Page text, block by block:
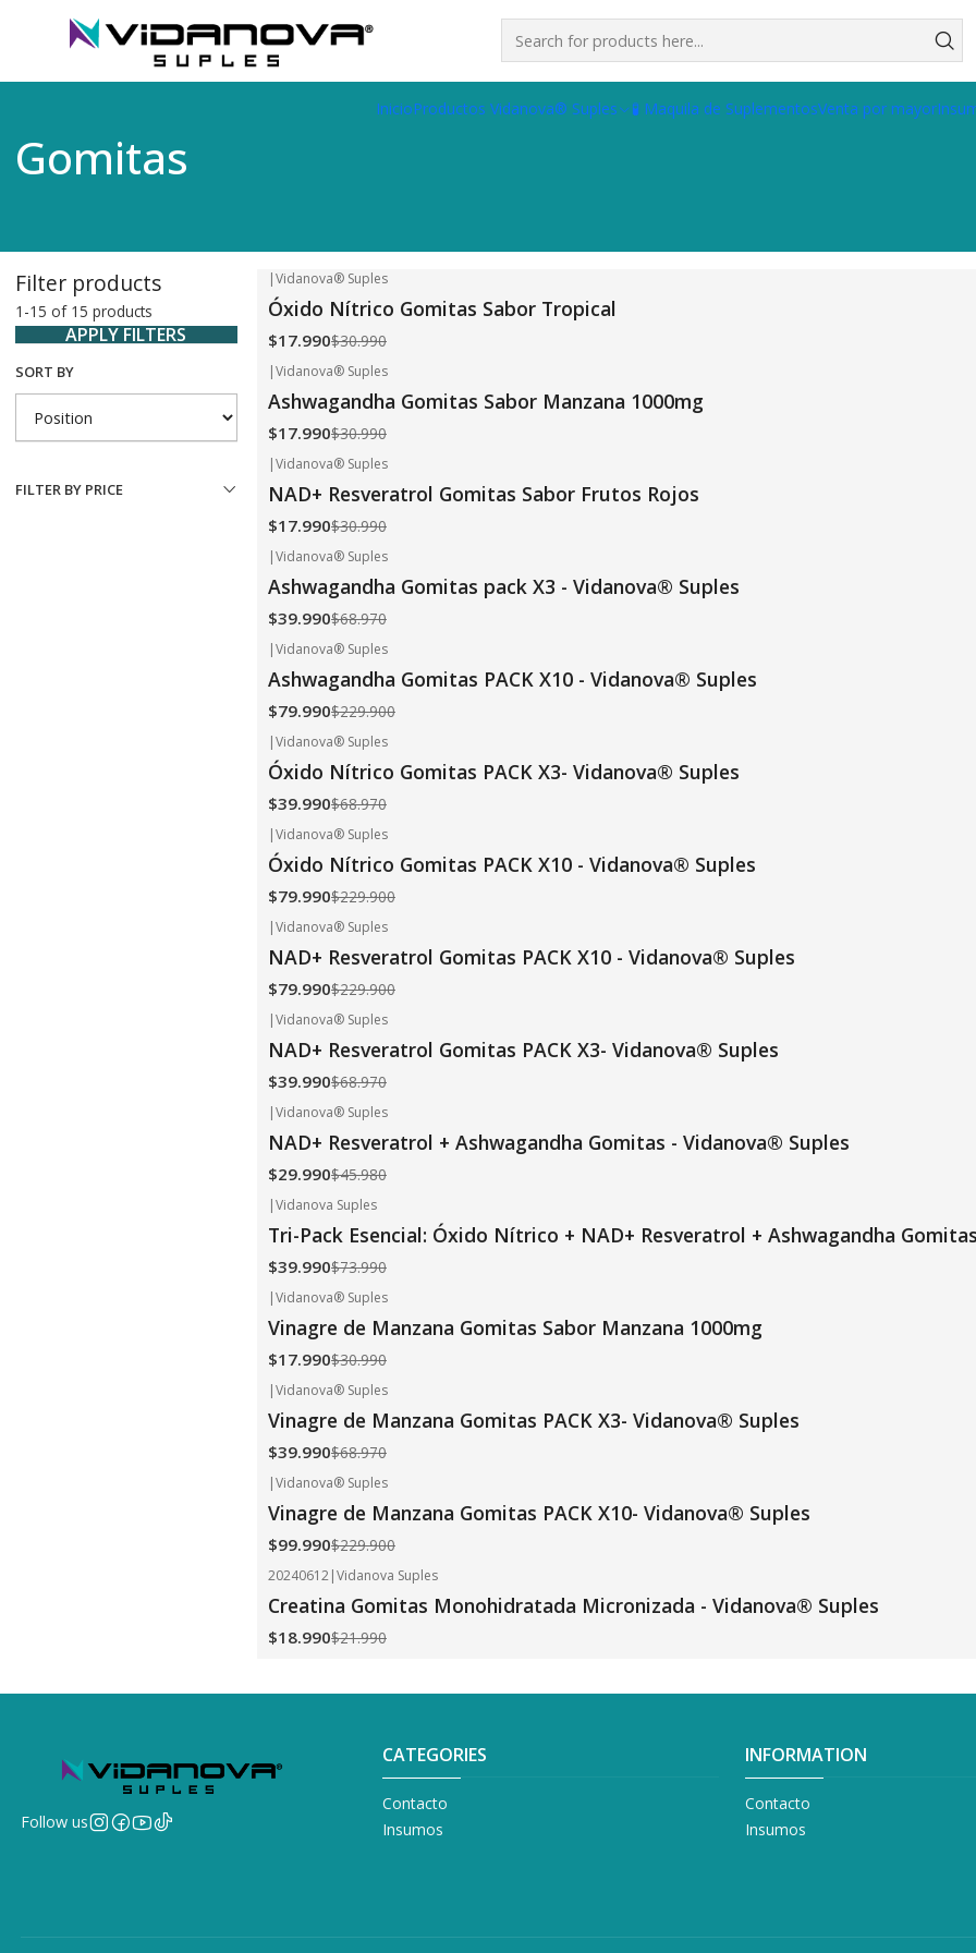
InicioProductos Vidanova® Suples 🧪 Maquila de SuplementosVenta por mayor
Productos Vidanova® Suples Gomitas
Gomitas
Filter products
1-15 of 15 products
APPLY FILTERS
SORT BY
FILTER BY PRICE
-42%
|Vidanova® Suples
Óxido Nítrico Gomitas Sabor Tropical
$17.990$30.990
|Vidanova® Suples
Ashwagandha Gomitas Sabor Manzana 1000mg
$17.990$30.990
|Vidanova® Suples
NAD+ Resveratrol Gomitas Sabor Frutos Rojos
$17.990$30.990
|Vidanova® Suples
Ashwagandha Gomitas pack X3 - Vidanova® Suples
$39.990$68.970
|Vidanova® Suples
Ashwagandha Gomitas PACK X10 - Vidanova® Suples
$79.990$229.900
-42%
|Vidanova® Suples
Óxido Nítrico Gomitas PACK X3- Vidanova® Suples
$39.990$68.970
-65%
|Vidanova® Suples
Óxido Nítrico Gomitas PACK X10 - Vidanova® Suples
$79.990$229.900
|Vidanova® Suples
NAD+ Resveratrol Gomitas PACK X10 - Vidanova® Suples
$79.990$229.900
|Vidanova® Suples
NAD+ Resveratrol Gomitas PACK X3- Vidanova® Suples
$39.990$68.970
|Vidanova® Suples
NAD+ Resveratrol + Ashwagandha Gomitas - Vidanova® Suples
$29.990$45.980
|Vidanova Suples
Tri-Pack Esencial: Óxido Nítrico + NAD+ Resveratrol + Ashwagandha
$39.990$73.990
|Vidanova® Suples
Vinagre de Manzana Gomitas Sabor Manzana 1000mg
$17.990$30.990
|Vidanova® Suples
Vinagre de Manzana Gomitas PACK X3- Vidanova® Suples
$39.990$68.970
|Vidanova® Suples
Vinagre de Manzana Gomitas PACK X10- Vidanova® Suples
$99.990$229.900
OFF
20240612|Vidanova Suples
Creatina Gomitas Monohidratada Micronizada - Vidanova® Suples
$18.990$21.990
Follow us
CATEGORIES
Contacto
Insumos
INFORMATION
Contacto
Insumos